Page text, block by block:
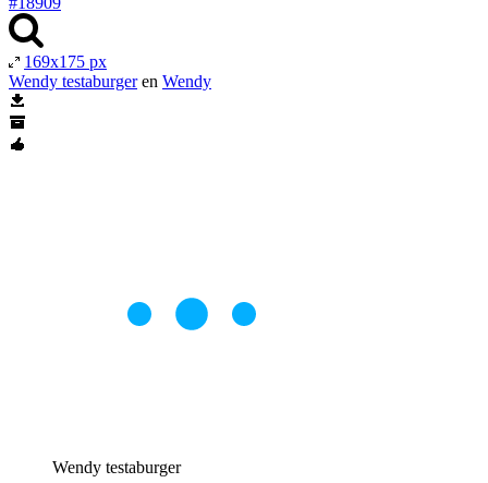
169x175 px
Wendy testaburgeren Wendy
Wendy testaburger